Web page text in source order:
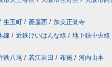
生玉町 / 菱屋西 / 加美正覚寺
線 / 近鉄けいはんな線 / 地下鉄中央線
鉄八尾 / 若江岩田 / 布施 / 河内山本